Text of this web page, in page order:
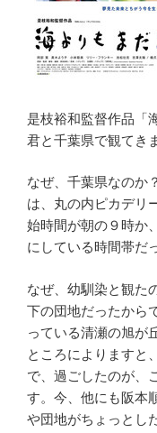
是枝裕和監督作品「
君と千葉県で観てき
なぜ、千葉県なのか
は、丸の内ピカデリ
始時間が朝の９時か
にしている時間帯だ
なぜ、幼馴染と観た
下の団地だったから
っている清瀬の旭が
ところによりますと
で、過ごしたのが、
す。今、他にも阪本
や団地がちょっとし